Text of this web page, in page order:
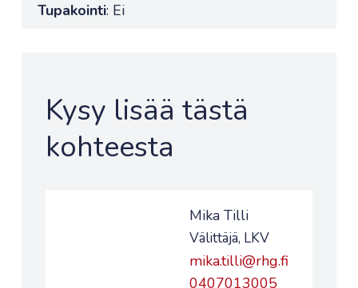
Tupakointi: Ei
Kysy lisää tästä
kohteesta
Mika Tilli
Välittäjä, LKV
mika.tilli@rhg.fi
0407013005